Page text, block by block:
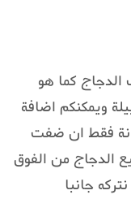
الدجاج كما هو
ويمكنكم اضافة
فقط ان ضفت
الدجاج من الفوق
جانبا